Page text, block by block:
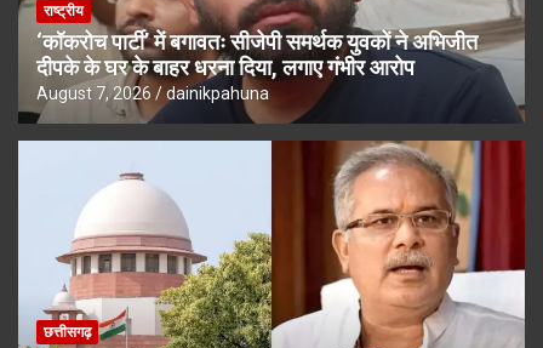
राष्ट्रीय
‘कॉकरोच पार्टी’ में बगावतः सीजेपी समर्थक युवकों ने अभिजीत
दीपके के घर के बाहर धरना दिया, लगाए गंभीर आरोप
August 7, 2026 dainikpahuna
छत्तीसगढ़